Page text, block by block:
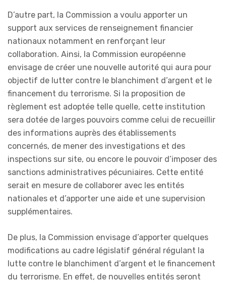
D’autre part, la Commission a voulu apporter un
support aux services de renseignement financier
nationaux notamment en renforçant leur
collaboration. Ainsi, la Commission européenne
envisage de créer une nouvelle autorité qui aura pour
objectif de lutter contre le blanchiment d’argent et le
financement du terrorisme. Si la proposition de
règlement est adoptée telle quelle, cette institution
sera dotée de larges pouvoirs comme celui de recueillir
des informations auprès des établissements
concernés, de mener des investigations et des
inspections sur site, ou encore le pouvoir d’imposer des
sanctions administratives pécuniaires. Cette entité
serait en mesure de collaborer avec les entités
nationales et d’apporter une aide et une supervision
supplémentaires.
De plus, la Commission envisage d’apporter quelques
modifications au cadre législatif général régulant la
lutte contre le blanchiment d’argent et le financement
du terrorisme. En effet, de nouvelles entités seront